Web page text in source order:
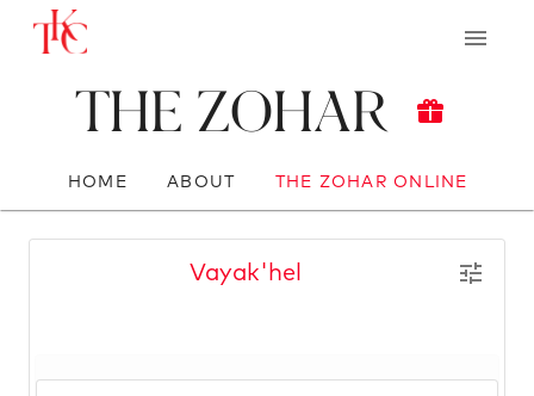
The Zohar
HOME ABOUT THE ZOHAR ONLINE
Vayak'hel